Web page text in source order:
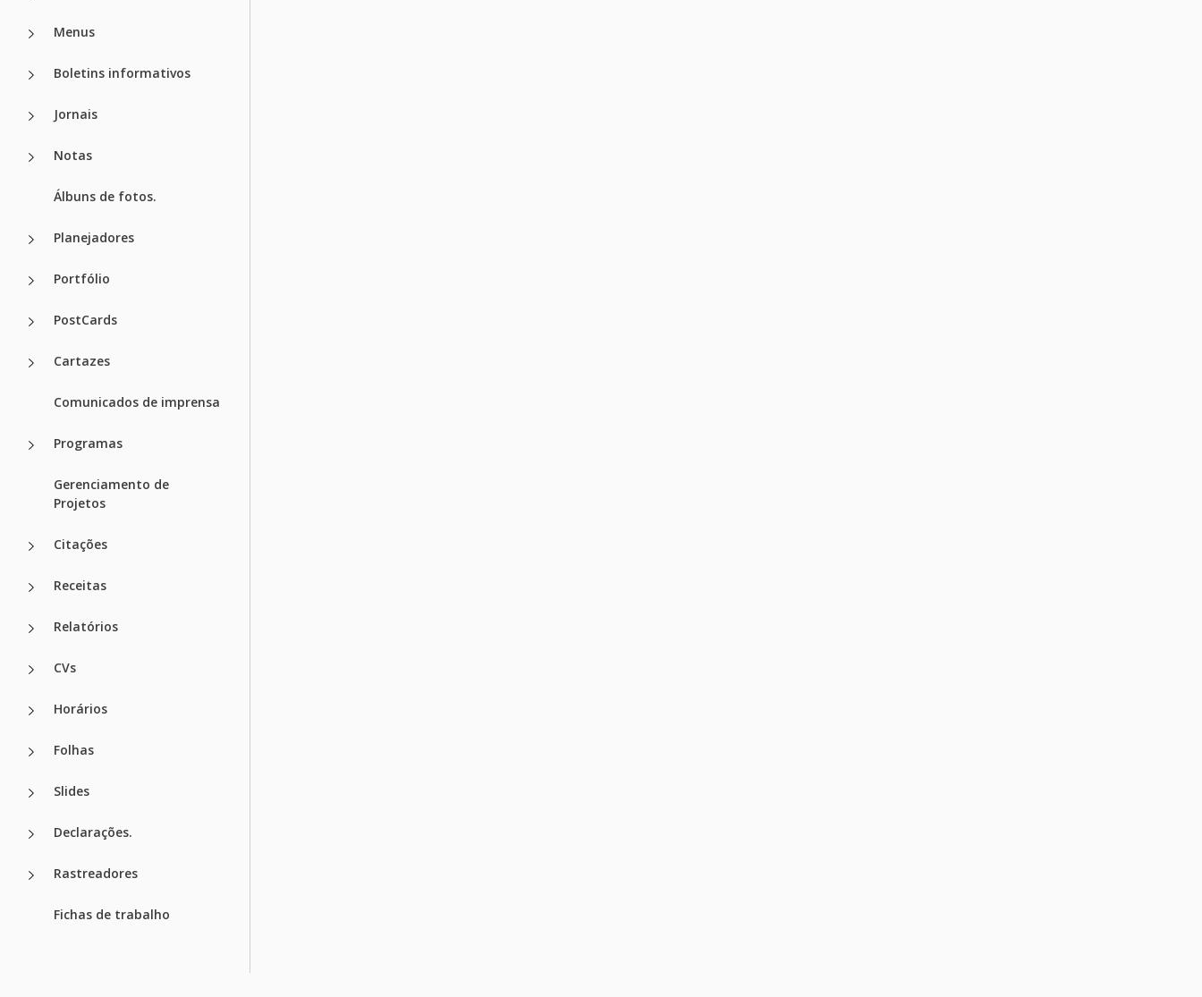
Menus
Boletins informativos
Jornais
Notas
Álbuns de fotos.
Planejadores
Portfólio
PostCards
Cartazes
Comunicados de imprensa
Programas
Gerenciamento de
Projetos
Citações
Receitas
Relatórios
CVs
Horários
Folhas
Slides
Declarações.
Rastreadores
Fichas de trabalho